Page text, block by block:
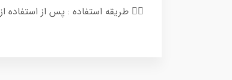
👈🏻 طریقه استفاده : پس از